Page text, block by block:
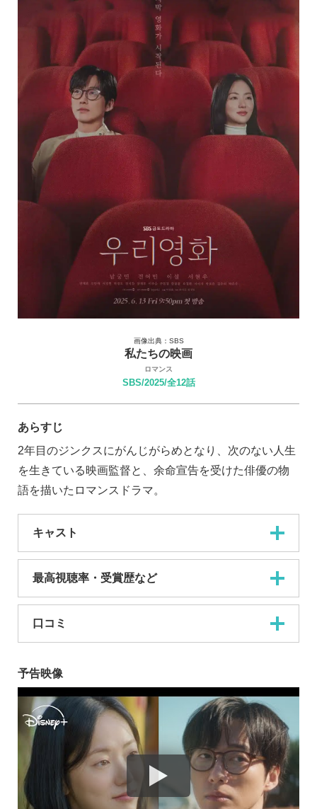
画像出典：SBS
私たちの映画
ロマンス
SBS/2025/全12話
あらすじ
2年目のジンクスにがんじがらめとなり、次のない人生
を生きている映画監督と、余命宣告を受けた俳優の物
語を描いたロマンスドラマ。
キャスト
最高視聴率・受賞歴など
口コミ
予告映像